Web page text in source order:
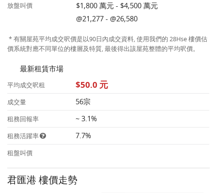
放盤叫價
$1,800 萬元 - $4,500 萬元
@21,277 - @26,580
* 有關屋苑平均成交呎價是以90日內成交資料, 使用我們的 28Hse 樓價估
價系統對應不同單位的樓層及特質, 最後得出該屋苑整體的平均呎價。
最新租賃市場
平均成交呎租 $50.0 元
成交量 56宗
租務回報率 ~ 3.1%
租務活躍率 7.7%
租盤叫價
君匯港 樓價走勢